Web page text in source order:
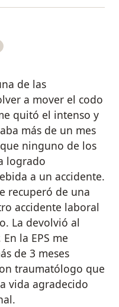
de las
a mover el codo
quitó el intenso y
más de un mes
ninguno de los
logrado
a un accidente.
recuperó de una
accidente laboral
La devolvió al
la EPS me
de 3 meses
traumatólogo que
vida agradecido